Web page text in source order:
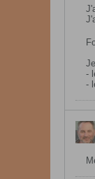
-
-